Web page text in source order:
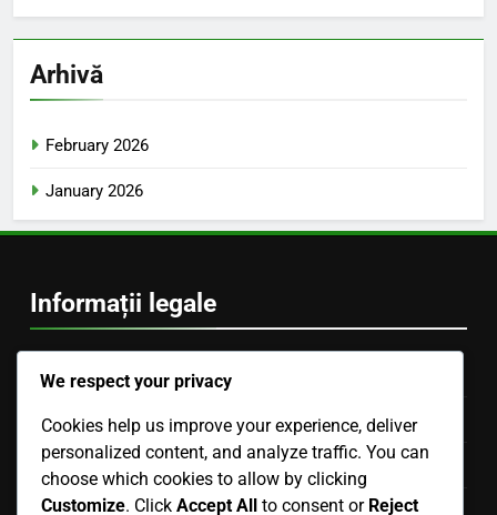
Arhivă
February 2026
January 2026
Informații legale
Povestea noastră
Ia legătura cu noi
Politica privind cookie-urile
We respect your privacy
Cookies help us improve your experience, deliver
personalized content, and analyze traffic. You can
choose which cookies to allow by clicking
Customize. Click Accept All to consent or Reject